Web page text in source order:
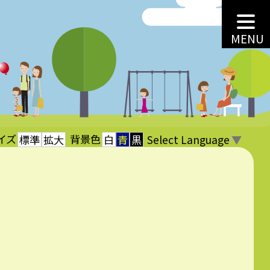
MENU
ズ 標準 拡大 背景色 白 青 黒 Select Language ▼